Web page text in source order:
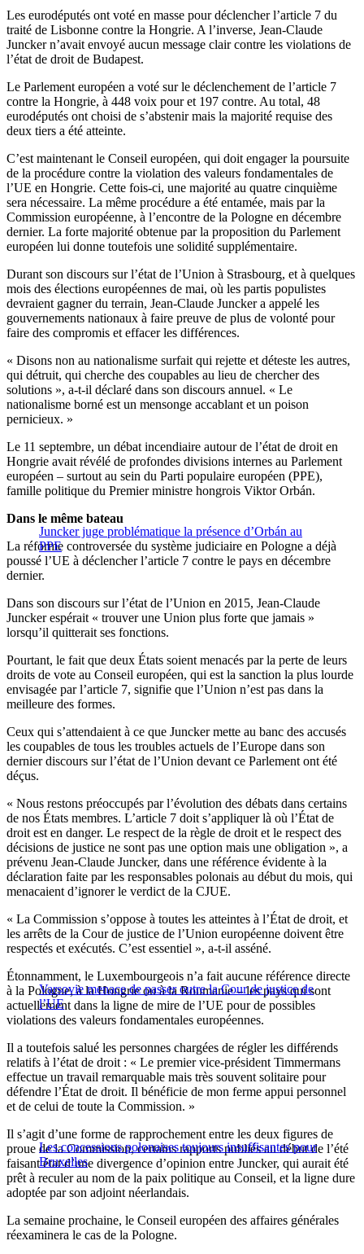
Les eurodéputés ont voté en masse pour déclencher l’article 7 du
traité de Lisbonne contre la Hongrie. A l’inverse, Jean-Claude
Juncker n’avait envoyé aucun message clair contre les violations de
l’état de droit de Budapest.
Le Parlement européen a voté sur le déclenchement de l’article 7
contre la Hongrie, à 448 voix pour et 197 contre. Au total, 48
eurodéputés ont choisi de s’abstenir mais la majorité requise des
deux tiers a été atteinte.
C’est maintenant le Conseil européen, qui doit engager la poursuite
de la procédure contre la violation des valeurs fondamentales de
l’UE en Hongrie. Cette fois-ci, une majorité au quatre cinquième
sera nécessaire. La même procédure a été entamée, mais par la
Commission européenne, à l’encontre de la Pologne en décembre
dernier. La forte majorité obtenue par la proposition du Parlement
européen lui donne toutefois une solidité supplémentaire.
Durant son discours sur l’état de l’Union à Strasbourg, et à quelques
mois des élections européennes de mai, où les partis populistes
devraient gagner du terrain, Jean-Claude Juncker a appelé les
gouvernements nationaux à faire preuve de plus de volonté pour
faire des compromis et effacer les différences.
« Disons non au nationalisme surfait qui rejette et déteste les autres,
qui détruit, qui cherche des coupables au lieu de chercher des
solutions », a-t-il déclaré dans son discours annuel. « Le
nationalisme borné est un mensonge accablant et un poison
pernicieux. »
Le 11 septembre, un débat incendiaire autour de l’état de droit en
Hongrie avait révélé de profondes divisions internes au Parlement
européen – surtout au sein du Parti populaire européen (PPE),
famille politique du Premier ministre hongrois Viktor Orbán.
Juncker juge problématique la présence d’Orbán au
PPE
Dans le même bateau
La réforme controversée du système judiciaire en Pologne a déjà
poussé l’UE à déclencher l’article 7 contre le pays en décembre
dernier.
Dans son discours sur l’état de l’Union en 2015, Jean-Claude
Juncker espérait « trouver une Union plus forte que jamais »
lorsqu’il quitterait ses fonctions.
Pourtant, le fait que deux États soient menacés par la perte de leurs
droits de vote au Conseil européen, qui est la sanction la plus lourde
envisagée par l’article 7, signifie que l’Union n’est pas dans la
meilleure des formes.
Ceux qui s’attendaient à ce que Juncker mette au banc des accusés
les coupables de tous les troubles actuels de l’Europe dans son
dernier discours sur l’état de l’Union devant ce Parlement ont été
déçus.
« Nous restons préoccupés par l’évolution des débats dans certains
de nos États membres. L’article 7 doit s’appliquer là où l’État de
droit est en danger. Le respect de la règle de droit et le respect des
décisions de justice ne sont pas une option mais une obligation », a
prévenu Jean-Claude Juncker, dans une référence évidente à la
déclaration faite par les responsables polonais au début du mois, qui
menacaient d’ignorer le verdict de la CJUE.
« La Commission s’oppose à toutes les atteintes à l’État de droit, et
les arrêts de la Cour de justice de l’Union européenne doivent être
respectés et exécutés. C’est essentiel », a-t-il asséné.
Varsovie menace de passer outre la Cour de justice de
l’UE
Étonnamment, le Luxembourgeois n’a fait aucune référence directe
à la Pologne, à la Hongrie ou à la Roumanie – les pays qui sont
actuellement dans la ligne de mire de l’UE pour de possibles
violations des valeurs fondamentales européennes.
Il a toutefois salué les personnes chargées de régler les différends
relatifs à l’état de droit : « Le premier vice-président Timmermans
effectue un travail remarquable mais très souvent solitaire pour
défendre l’État de droit. Il bénéficie de mon ferme appui personnel
et de celui de toute la Commission. »
Les concessions polonaises toujours insuffisantes pour
Bruxelles
Il s’agit d’une forme de rapprochement entre les deux figures de
proue de la Commission, certains rapports publiés au début de l’été
faisant état d’une divergence d’opinion entre Juncker, qui aurait été
prêt à reculer au nom de la paix politique au Conseil, et la ligne dure
adoptée par son adjoint néerlandais.
La semaine prochaine, le Conseil européen des affaires générales
réexaminera le cas de la Pologne.